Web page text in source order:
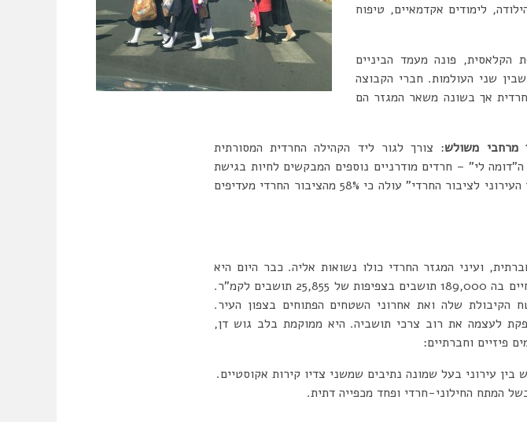
לימודים אקדמאיים, טיפוח
הקלאסית, פונה מעמד הביניים
שני העולמות. חברי הקבוצה
אך בשונה משאר המגזר הם
מרחבי משולש: צורך לגור ליד הקהילה החרדית המסורתית
לי” – חרדים מודרניים נוספים המבקשים לחיות בגישת
ה”גם וגם”. מסקר שנערך בשנת 2017 והוצג בכנס “עתיד התכנון העירוני לציבור החרדי” עולה כי 58% מהציבור החרדי מעדיפים
ועיני המגזר החרדי כולו נשואות אליה. כבר היום היא
העיר הצפופה ביותר במדינת ישראל ובמדינות ה-OECD. כאשר חיים בה 189,000 תושבים בצפיפות של 25,855 תושבים לקמ”ר.
2035, העיר ממצה את שטח הקיבולת שלה ואת אחרוני השטחים הפתוחים בצפון העיר.
לעצמה את רוב צרכי תושביה. היא ממוקמת בלב גוש דן,
פיזיים וחברתיים:
המתח החילוני-חרדי ופחד מכפייה דתית.